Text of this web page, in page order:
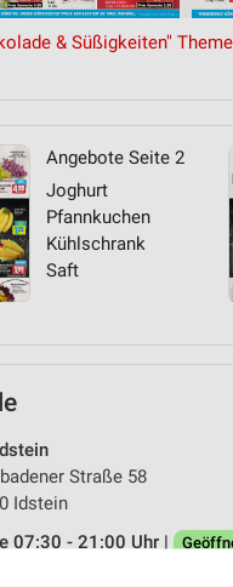
& Süßigkeiten"
Angebote Seite 2
Joghurt
Pfannkuchen
Kühlschrank
Saft
Straße 58
Idstein
07:30 - 21:00 Uhr |